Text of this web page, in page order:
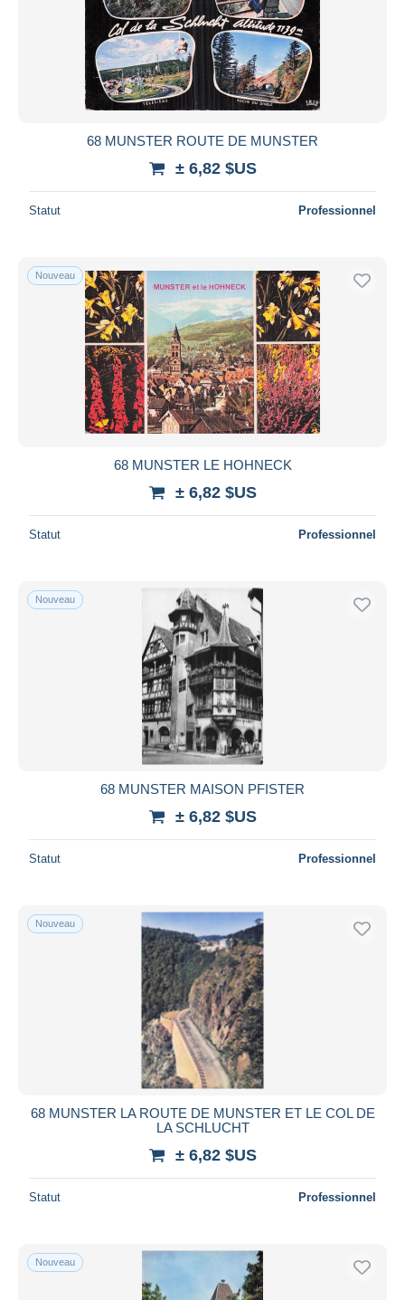
68 MUNSTER ROUTE DE MUNSTER
± 6,82 $US
Statut Professionnel
Nouveau
68 MUNSTER LE HOHNECK
± 6,82 $US
Statut Professionnel
Nouveau
68 MUNSTER MAISON PFISTER
± 6,82 $US
Statut Professionnel
Nouveau
68 MUNSTER LA ROUTE DE MUNSTER ET LE COL DE
LA SCHLUCHT
± 6,82 $US
Statut Professionnel
Nouveau